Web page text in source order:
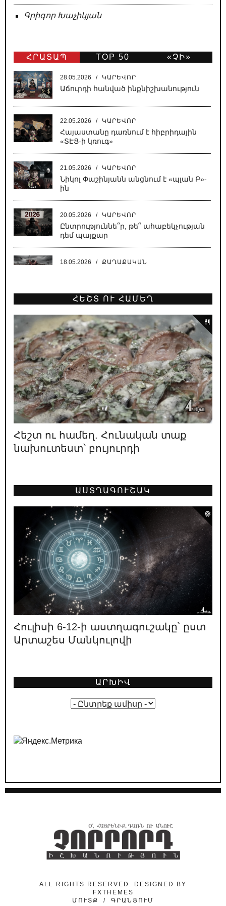
Գրիգոր Խաչիկյան
ՀՐԱՏԱՊ TOP 50
«ՉԻ»
28.05.2026 / ԿԱՐԵՎՈՐ
Աճուրդի հանված ինքնիշխանություն
22.05.2026 / ԿԱՐԵՎՈՐ
Հայաստանը դառնում է հիբրիդային
«ՏԷՑ-ի կռուգ»
21.05.2026 / ԿԱՐԵՎՈՐ
Նիկոլ Փաշինյանն անցնում է «պլան Բ»-
ին
20.05.2026 / ԿԱՐԵՎՈՐ
Ընտրություննե՞ր, թե՞ ահաբեկչության
դեմ պայքար
18.05.2026 / ՔԱՂԱՔԱԿԱՆ
18.05.2026 / ԿԱՐԵՎՈՐ
Նիկոլի բեմադրած հիստերիան՝
Բաքվում գրված սցենարով
16.05.2026 / ՔԱՂԱՔԱԿԱՆ
Դիպուկ ու աքսիոմատիկ
15.05.2026 / ԿԱՐԵՎՈՐ
Փաշինյանի բերած պատերազմների
զոհերի պաշտոնական թիվը՝ 4948
13.05.2026 ԿԱՐԵՎՈՐ
Տե՛ր կանգնիր «թուլանալու և հաճույք
12.05.2026 / ԿԱՐԵՎՈՐ
Տեր-Պետրոսյանը գնահատում է
իշխանության բախտորոշ դեր ունեցած 4 օղակների
աշխատանքը. 1996
11.05.2026 / ԿԱՐԵՎՈՐ
Ո՞վ է ՔՊ նախընտրական շտաբի
փաստացի ղեկավարը
08.05.2026 ԿԱՐԵՎՈՐ
«Իրական Հայաստանը» ոչ իրական է
լինելու, ոչ Հայաստան
մասին
01.05.2026 / ԿԱՐԵՎՈՐ
24.04.2026
Ինչո՞ւ է «նիկոլական խաղաղությունը»
ՀԵՇՏ ՈՒ ՀԱՄԵՂ
Հեշտ ու համեղ. Հունական տաք
նախուտեստ՝ բույուրդի
ԱՍՏՂԱԳՈՒՇԱԿ
Հուլիսի 6-12-ի աստղագուշակը՝ ըստ
Արտաշես Մանկուլովի
ԱՐԽԻՎ
ALL RIGHTS RESERVED. DESIGNED BY
FXTHEMES
ՄՈՒՏՔ
/ ԳՐԱՆՑՈՒՄ